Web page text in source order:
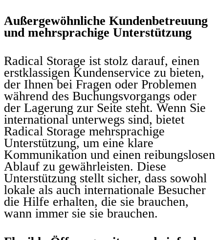
Außergewöhnliche Kundenbetreuung
und mehrsprachige Unterstützung
Radical Storage ist stolz darauf, einen
erstklassigen Kundenservice zu bieten,
der Ihnen bei Fragen oder Problemen
während des Buchungsvorgangs oder
der Lagerung zur Seite steht. Wenn Sie
international unterwegs sind, bietet
Radical Storage mehrsprachige
Unterstützung, um eine klare
Kommunikation und einen reibungslosen
Ablauf zu gewährleisten. Diese
Unterstützung stellt sicher, dass sowohl
lokale als auch internationale Besucher
die Hilfe erhalten, die sie brauchen,
wann immer sie sie brauchen.